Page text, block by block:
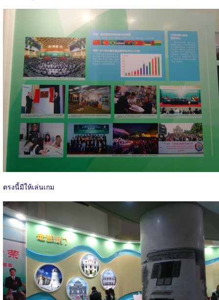
ตรงนี้มีให้เล่นเกม